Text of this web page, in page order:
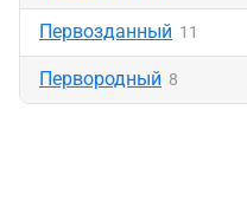
Первозданный 11
Первородный 8